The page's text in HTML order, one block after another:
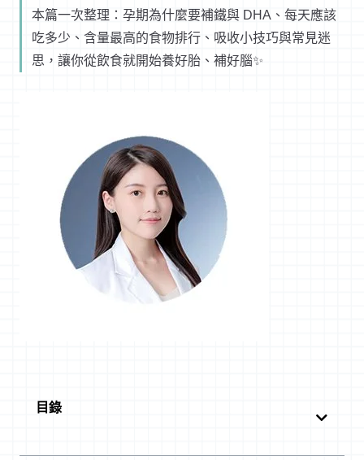
本篇一次整理：孕期為什麼要補鐵與 DHA、每天應該
吃多少、含量最高的食物排行、吸收小技巧與常見迷
思，讓你從飲食就開始養好胎、補好腦✨
目錄